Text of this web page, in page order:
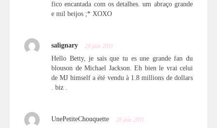
fico encantada com os detalhes. um abraço grande
e mil beijos ;* XOXO
salignary 28 juin 2011
Hello Betty, je sais que tu es une grande fan du
blouson de Michael Jackson. Eh bien le vrai celui
de MJ himself a été vendu à 1.8 millions de dollars
. biz .
UnePetiteChouquette 28 juin 2011